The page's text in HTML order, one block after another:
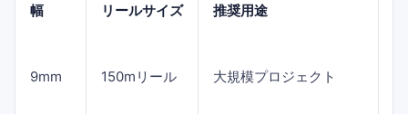
幅 リールサイズ 推奨用途
9mm 150mリール 大規模プロジェクト